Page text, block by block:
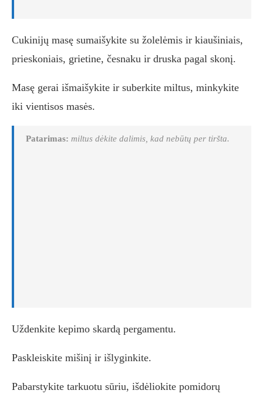
Cukinijų masę sumaišykite su žolelėmis ir kiaušiniais,
prieskoniais, grietine, česnaku ir druska pagal skonį.
Masę gerai išmaišykite ir suberkite miltus, minkykite
iki vientisos masės.
Patarimas: miltus dėkite dalimis, kad nebūtų per tiršta.
Uždenkite kepimo skardą pergamentu.
Paskleiskite mišinį ir išlyginkite.
Pabarstykite tarkuotu sūriu, išdėliokite pomidorų